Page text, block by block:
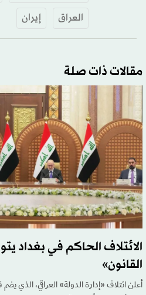
العراق
إيران
مقالات ذات صلة
الائتلاف الحاكم في بغداد
القانون»
أعلن ائتلاف «إدارة الدولة» العراقي، الذي